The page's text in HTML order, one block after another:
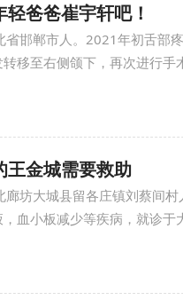
爸爸崔宇轩吧！
邯郸市人。2021年初舌部
移至右侧颌下，再次进行手
王金城需要救助
廊坊大城县留各庄镇刘蔡间
血小板减少等疾病，就诊